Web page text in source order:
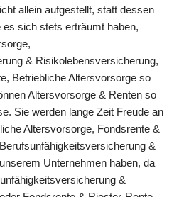
allein aufgestellt, statt dessen
sich stets erträumt haben,
& Risikolebensversicherung,
Betriebliche Altersvorsorge so
Altersvorsorge & Renten so
Sie werden lange Zeit Freude an
Altersvorsorge, Fondsrente &
&
Unternehmen haben, da
&